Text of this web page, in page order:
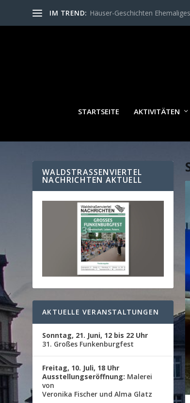
IM TREND: Häuser-Geschichten
STARTSEITE AKTIVITÄTEN
WALDSTRASSENVIERTEL N
ACHRICHTEN AKTUELL
AKTUELLE VERANSTALTUNGEN
Sonntag, 21. Juni, 12 bis 22 Uhr
31. Großes Funkenburgfest
Freitag, 10. Juli, 18 Uhr
Ausstellungseröffnung: Malerei
von
Veronika Fischer und Alma Glatz